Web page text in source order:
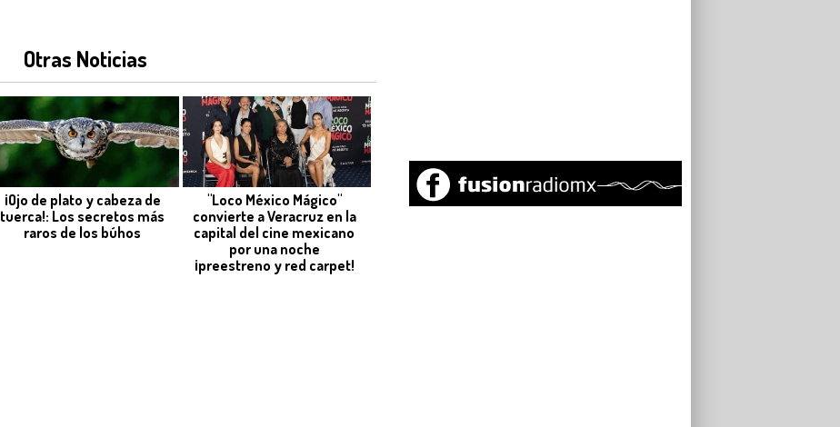
Otras Noticias
¡Ojo de plato y cabeza de
tuerca!: Los secretos más
raros de los búhos
"Loco México Mágico"
convierte a Veracruz en la
capital del cine mexicano
por una noche
¡preestreno y red carpet!